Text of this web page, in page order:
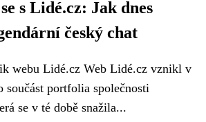
s Lidé.cz: Jak dnes
český chat
webu Lidé.cz Web Lidé.cz vznikl v
součást portfolia společnosti
se v té době snažila...